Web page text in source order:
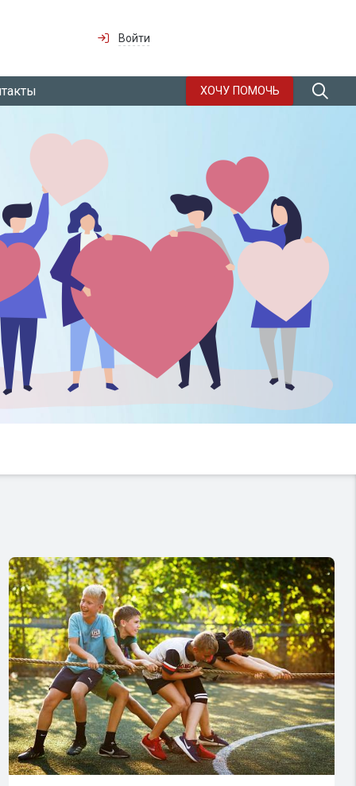
Войти
ХОЧУ ПОМОЧЬ